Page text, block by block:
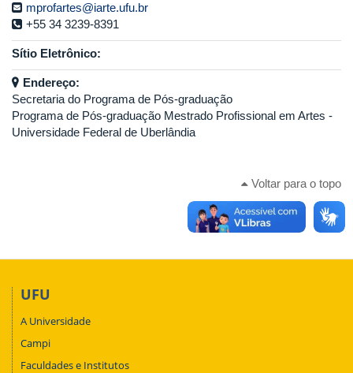
mprofartes@iarte.ufu.br
+55 34 3239-8391
Sítio Eletrônico:
Endereço:
Secretaria do Programa de Pós-graduação
Programa de Pós-graduação Mestrado Profissional em Artes -
Universidade Federal de Uberlândia
Voltar para o topo
UFU
A Universidade
Campi
Faculdades e Institutos